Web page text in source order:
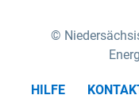
HILFE